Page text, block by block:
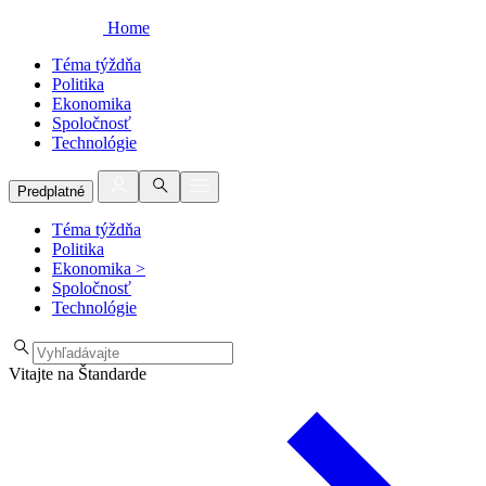
Home
Téma týždňa
Politika
Ekonomika
Spoločnosť
Technológie
Predplatné
Téma týždňa
Politika
Ekonomika >
Spoločnosť
Technológie
Vitajte na Štandarde